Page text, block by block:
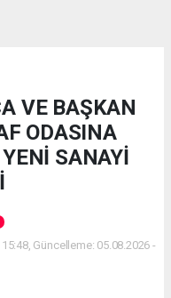
VE BAŞKAN
ODASINA
SANAYİ
Güncelleme: 05.08.2026 -